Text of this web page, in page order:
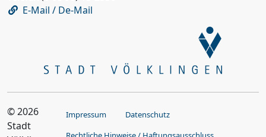
E-Mail / De-Mail
© 2026
Stadt
Impressum
Datenschutz